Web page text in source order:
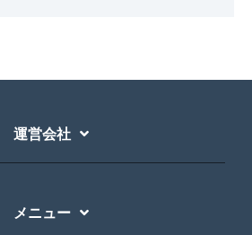
運営会社
メニュー